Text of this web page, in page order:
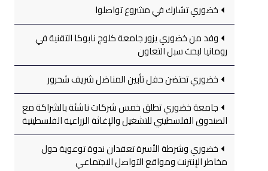
خضوري تشارك في مشروع تواصلوا
وفد من خضوري يزور جامعة كلوج نابوكا التقنية في
رومانيا لبحث سبل التعاون
خضوري تحتضن حفل تأبين المناضل شريف شحرور
جامعة خضوري تطلق خمس شركات ناشئة بالشراكة مع
الصندوق الفلسطيني للتشغيل والإغاثة الزراعية الفلسطينية
خضوري وشرطة الأسرة تعقدان ندوة توعوية حول
مخاطر الإنترنت ومواقع التواصل الاجتماعي